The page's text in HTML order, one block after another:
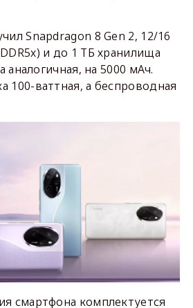
Snapdragon 8 Gen 2, 12/16
и до 1 ТБ хранилища
аналогичная, на 5000 мАч.
100-ваттная, а беспроводная
смартфона комплектуется